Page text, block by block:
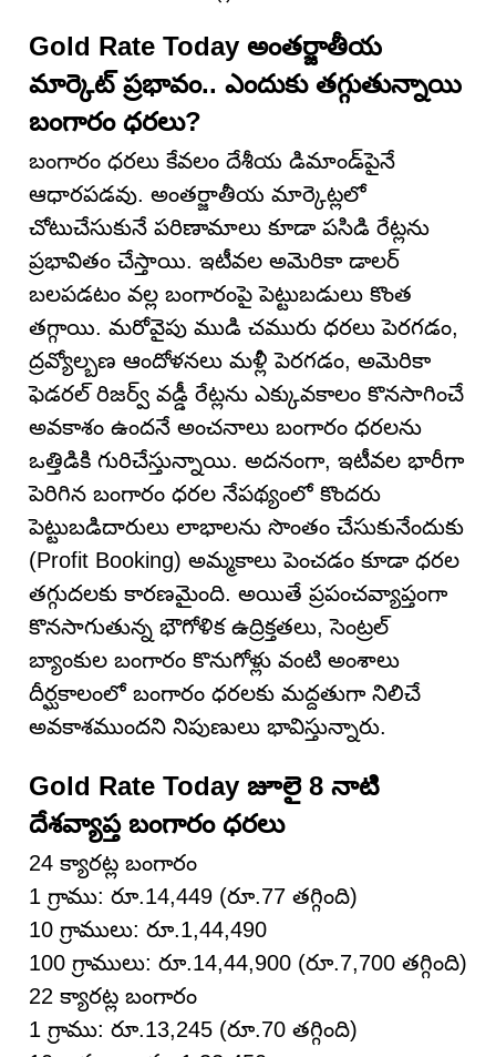
Gold Rate Today అంతర్జాతీయ
మార్కెట్ ప్రభావం.. ఎందుకు తగ్గుతున్నాయి
బంగారం ధరలు?
బంగారం ధరలు కేవలం దేశీయ డిమాండ్‌పైనే
ఆధారపడవు. అంతర్జాతీయ మార్కెట్లలో
చోటుచేసుకునే పరిణామాలు కూడా పసిడి రేట్లను
ప్రభావితం చేస్తాయి. ఇటీవల అమెరికా డాలర్
బలపడటం వల్ల బంగారంపై పెట్టుబడులు కొంత
తగ్గాయి. మరోవైపు ముడి చమురు ధరలు పెరగడం,
ద్రవ్యోల్బణ ఆందోళనలు మళ్లీ పెరగడం, అమెరికా
ఫెడరల్ రిజర్వ్ వడ్డీ రేట్లను ఎక్కువకాలం కొనసాగించే
అవకాశం ఉందనే అంచనాలు బంగారం ధరలను
ఒత్తిడికి గురిచేస్తున్నాయి. అదనంగా, ఇటీవల భారీగా
పెరిగిన బంగారం ధరల నేపథ్యంలో కొందరు
పెట్టుబడిదారులు లాభాలను సొంతం చేసుకునేందుకు
(Profit Booking) అమ్మకాలు పెంచడం కూడా ధరల
తగ్గుదలకు కారణమైంది. అయితే ప్రపంచవ్యాప్తంగా
కొనసాగుతున్న భౌగోళిక ఉద్రిక్తతలు, సెంట్రల్
బ్యాంకుల బంగారం కొనుగోళ్లు వంటి అంశాలు
దీర్ఘకాలంలో బంగారం ధరలకు మద్దతుగా నిలిచే
అవకాశముందని నిపుణులు భావిస్తున్నారు.
Gold Rate Today జూలై 8 నాటి
దేశవ్యాప్త బంగారం ధరలు
24 క్యారట్ల బంగారం
1 గ్రాము: రూ.14,449 (రూ.77 తగ్గింది)
10 గ్రాములు: రూ.1,44,490
100 గ్రాములు: రూ.14,44,900 (రూ.7,700 తగ్గింది)
22 క్యారట్ల బంగారం
1 గ్రాము: రూ.13,245 (రూ.70 తగ్గింది)